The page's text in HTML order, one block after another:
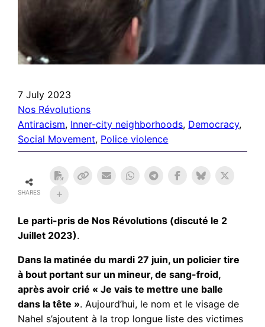
7 July 2023
Nos Révolutions
Antiracism, Inner-city neighborhoods, Democracy
Social Movement, Police violence
SHARES
Le parti-pris de Nos Révolutions (discuté le 2
Juillet 2023).
Dans la matinée du mardi 27 juin, un policier tire
à bout portant sur un mineur, de sang-froid,
après avoir crié « Je vais te mettre une balle
dans la tête ». Aujourd’hui, le nom et le visage de
Nahel s’ajoutent à la trop longue liste des victimes